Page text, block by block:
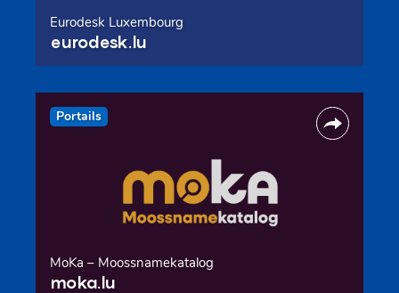
Eurodesk Luxembourg
eurodesk.lu
Portails
MoKa – Moossnamekatalog
moka.lu